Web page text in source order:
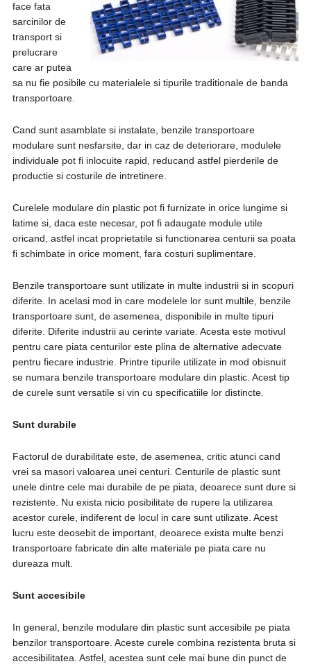
face fata
sarcinilor de
transport si
prelucrare
care ar putea
sa nu fie posibile cu materialele si tipurile traditionale de banda
transportoare.
Cand sunt asamblate si instalate, benzile transportoare
modulare sunt nesfarsite, dar in caz de deteriorare, modulele
individuale pot fi inlocuite rapid, reducand astfel pierderile de
productie si costurile de intretinere.
Curelele modulare din plastic pot fi furnizate in orice lungime si
latime si, daca este necesar, pot fi adaugate module utile
oricand, astfel incat proprietatile si functionarea centurii sa poata
fi schimbate in orice moment, fara costuri suplimentare.
Benzile transportoare sunt utilizate in multe industrii si in scopuri
diferite. In acelasi mod in care modelele lor sunt multile, benzile
transportoare sunt, de asemenea, disponibile in multe tipuri
diferite. Diferite industrii au cerinte variate. Acesta este motivul
pentru care piata centurilor este plina de alternative adecvate
pentru fiecare industrie. Printre tipurile utilizate in mod obisnuit
se numara benzile transportoare modulare din plastic. Acest tip
de curele sunt versatile si vin cu specificatiile lor distincte.
Sunt durabile
Factorul de durabilitate este, de asemenea, critic atunci cand
vrei sa masori valoarea unei centuri. Centurile de plastic sunt
unele dintre cele mai durabile de pe piata, deoarece sunt dure si
rezistente. Nu exista nicio posibilitate de rupere la utilizarea
acestor curele, indiferent de locul in care sunt utilizate. Acest
lucru este deosebit de important, deoarece exista multe benzi
transportoare fabricate din alte materiale pe piata care nu
dureaza mult.
Sunt accesibile
In general, benzile modulare din plastic sunt accesibile pe piata
benzilor transportoare. Aceste curele combina rezistenta bruta si
accesibilitatea. Astfel, acestea sunt cele mai bune din punct de